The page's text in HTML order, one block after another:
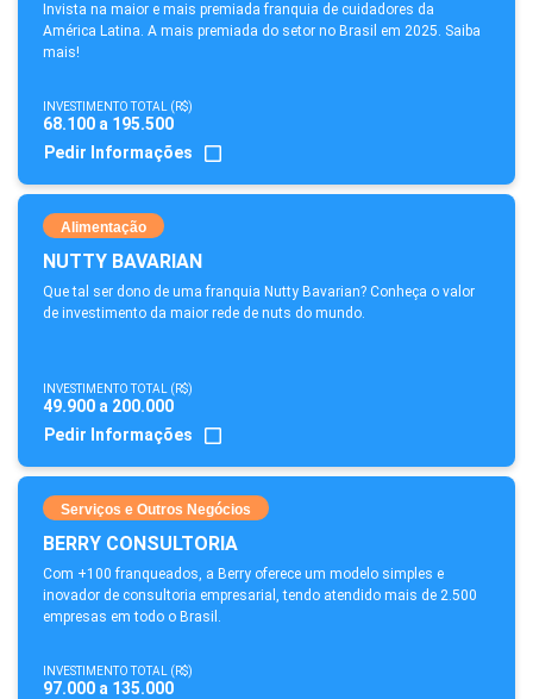
Invista na maior e mais premiada franquia de cuidadores da
América Latina. A mais premiada do setor no Brasil em 2025. Saiba
mais!
INVESTIMENTO TOTAL (R$)
68.100 a 195.500
Pedir Informações
Alimentação
NUTTY BAVARIAN
Que tal ser dono de uma franquia Nutty Bavarian? Conheça o valor
de investimento da maior rede de nuts do mundo.
INVESTIMENTO TOTAL (R$)
49.900 a 200.000
Pedir Informações
Serviços e Outros Negócios
BERRY CONSULTORIA
Com +100 franqueados, a Berry oferece um modelo simples e
inovador de consultoria empresarial, tendo atendido mais de 2.500
empresas em todo o Brasil.
INVESTIMENTO TOTAL (R$)
97.000 a 135.000